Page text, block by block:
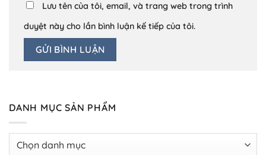
Lưu tên của tôi, email, và trang web trong trình
duyệt này cho lần bình luận kế tiếp của tôi.
DANH MỤC SẢN PHẨM